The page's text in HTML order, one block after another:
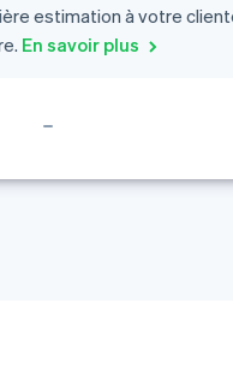
estimation à votre
En savoir plus